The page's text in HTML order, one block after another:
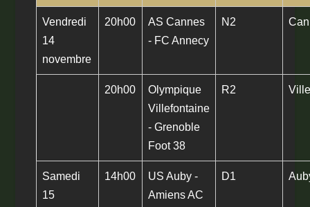
Vendredi
14
novembre
20h00
AS Cannes
- FC Annecy
N2
20h00
Olympique
Villefontaine
- Grenoble
Foot 38
R2
Samedi
15
14h00
US Auby -
Amiens AC
D1